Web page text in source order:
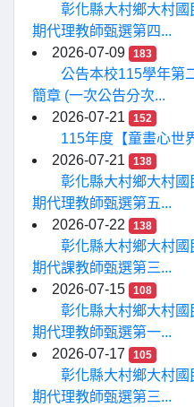
彰化縣大村鄉大村
期代理教師甄選第四...
2026-07-09
183
公告本校115學年第
簡章 (一次公告分次...
2026-07-21
152
115年度【童畫心世
2026-07-21
138
彰化縣大村鄉大村
期代理教師甄選第五...
2026-07-22
138
彰化縣大村鄉大村
期代課教師甄選第三...
2026-07-15
108
彰化縣大村鄉大村
期代理教師甄選第一...
2026-07-17
105
彰化縣大村鄉大村
期代理教師甄選第三...